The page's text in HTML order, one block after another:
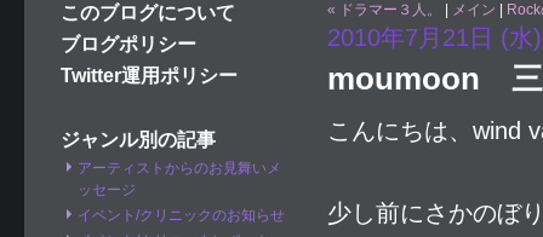
このブログについて
ブログポリシー
Twitter運用ポリシー
ジャンル別の記事
アーティストからのお見舞いメ
ッセージ
イベント/クリニックのお知らせ
« ドラマー３人。 メイン
2010年7月21日 (水)
moumoon 三
こんにちは、wind
少し前にさかのぼ